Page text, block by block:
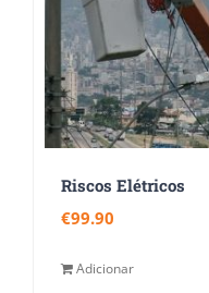
Riscos Elétricos
€99.90
Adicionar